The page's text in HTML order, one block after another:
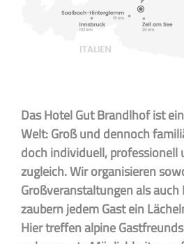
Das Hotel Gut Brandlhof ist
Welt: Groß und dennoch
doch individuell, professionell
zugleich. Wir organisieren
Großveranstaltungen als
zaubern jedem Gast ein
Hier treffen alpine